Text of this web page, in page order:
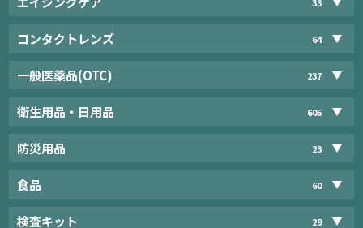
コンタクトレンズ 64
一般医薬品(OTC) 237
衛生用品・日用品 605
防災用品 23
食品 60
検査キット 29